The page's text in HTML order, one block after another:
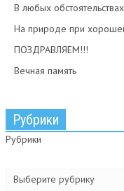
В любых
На природе при
ПОЗДРАВЛЯЕМ!!!
Вечная память
Рубрики
Рубрики